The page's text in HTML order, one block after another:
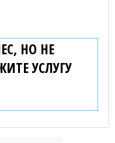
НО НЕ
УСЛУГУ